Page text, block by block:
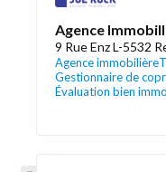
Agence
9 Rue Enz L-5532
Agence immobilière
Gestionnaire de
Évaluation bien